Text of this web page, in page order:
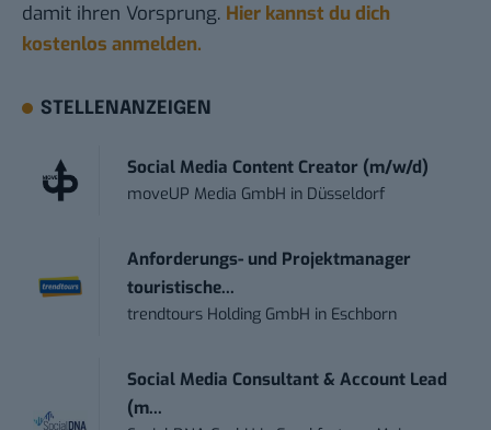
damit ihren Vorsprung. Hier kannst du dich
kostenlos anmelden.
STELLENANZEIGEN
Social Media Content Creator (m/w/d)
moveUP Media GmbH in Düsseldorf
Anforderungs- und Projektmanager
touristische...
trendtours Holding GmbH in Eschborn
Social Media Consultant & Account Lead
(m...